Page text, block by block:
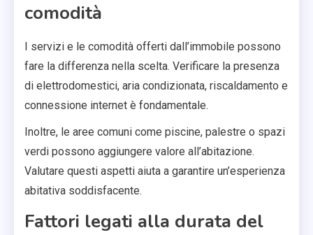
comodità
I servizi e le comodità offerti dall’immobile possono
fare la differenza nella scelta. Verificare la presenza
di elettrodomestici, aria condizionata, riscaldamento e
connessione internet è fondamentale.
Inoltre, le aree comuni come piscine, palestre o spazi
verdi possono aggiungere valore all’abitazione.
Valutare questi aspetti aiuta a garantire un’esperienza
abitativa soddisfacente.
Fattori legati alla durata del